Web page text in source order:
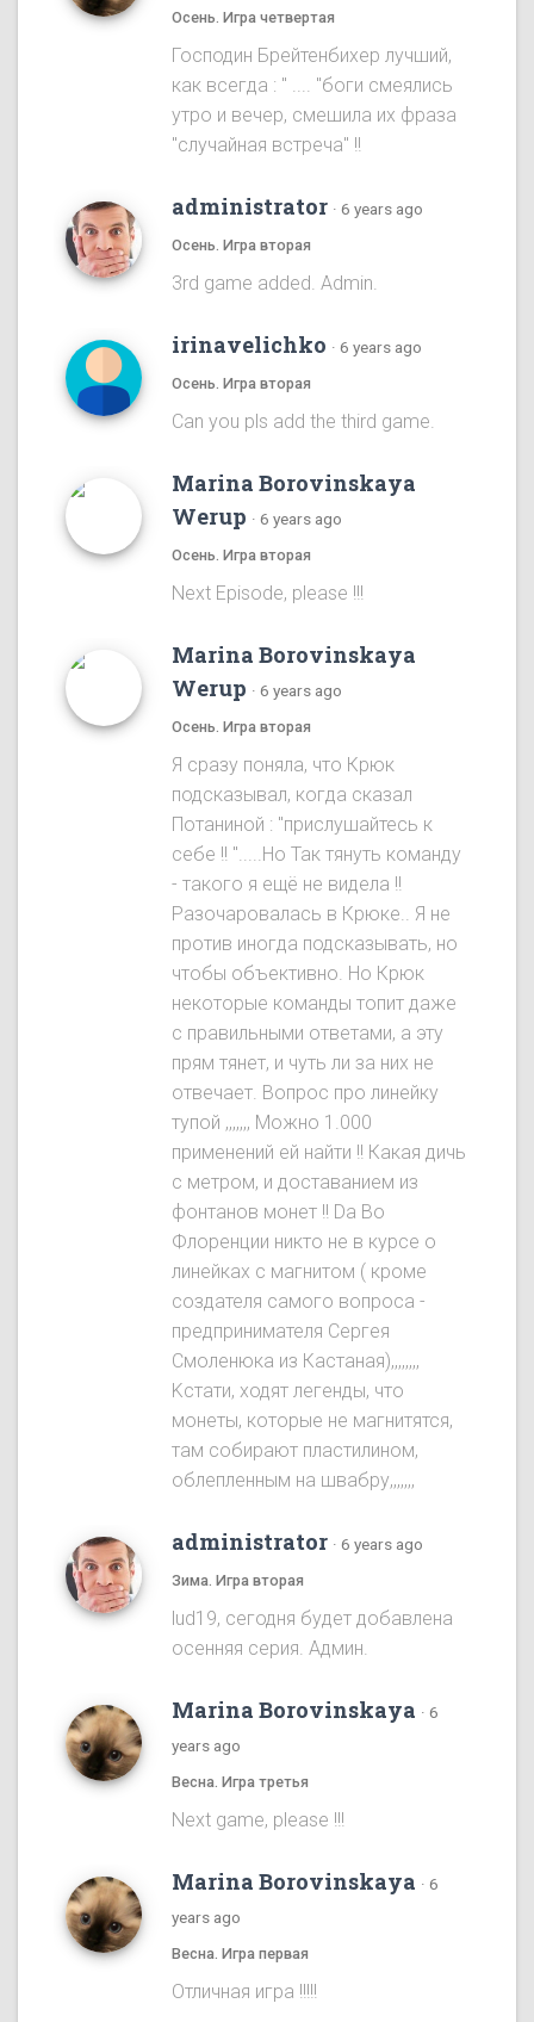
Осень. Игра четвертая
Господин Брейтенбихер лучший,
как всегда : " .... "боги смеялись
утро и вечер, смешила их фраза
"случайная встреча" !!
administrator · 6 years ago
Осень. Игра вторая
3rd game added. Admin.
irinavelichko · 6 years ago
Осень. Игра вторая
Can you pls add the third game.
Marina Borovinskaya
Werup · 6 years ago
Осень. Игра вторая
Next Episode, please !!!
Marina Borovinskaya
Werup · 6 years ago
Осень. Игра вторая
Я сразу понялa, что Крюк
подсказывал, когда сказал
Потаниной : "прислушайтесь к
себе !! ".....Ho Так тянуть команду
- такого я ещё не видела !!
Разочаровалась в Крюке.. Я не
против иногда подсказывать, но
чтобы объективно. Ho Крюк
некоторые команды топит даже
с правильными ответами, а эту
прям тянет, и чуть ли за них не
отвечает. Вопрос про линейку
тупой ,,,,,,, Можно 1.000
применений ей найти !! Какая дичь
с метром, и доставанием из
фонтанов монет !! Da Во
Флоренции никто не в курсе о
линейках с магнитом ( кроме
создателя самого вопроса -
предпринимателя Сергея
Смоленюка из Кастаная),,,,,,,,
Kстати, ходят легенды, что
монеты, которые не магнитятся,
там собирают пластилином,
облепленным на швабру,,,,,,,
administrator · 6 years ago
Зима. Игра вторая
lud19, сегодня будет добавлена
осенняя серия. Админ.
Marina Borovinskaya · 6
years ago
Весна. Игра третья
Next game, please !!!
Marina Borovinskaya · 6
years ago
Весна. Игра первая
Отличная игра !!!!!